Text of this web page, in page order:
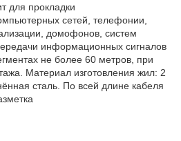
для прокладки
сетей, телефонии,
домофонов, систем
информационных сигналов
не более 60 метров, при
Материал изготовления жил: 2
сталь. По всей длине кабеля